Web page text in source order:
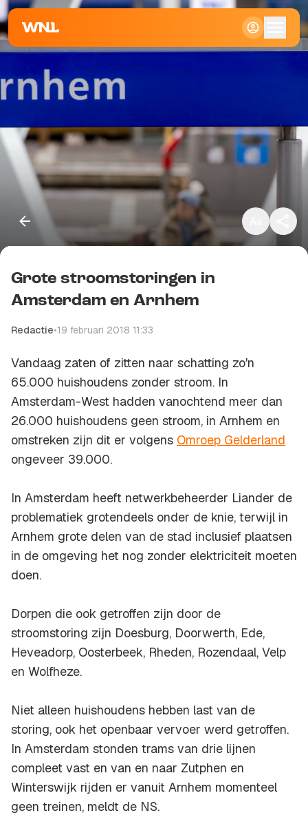
Klein
Grote stroomstoringen in
Amsterdam en Arnhem
Redactie•19 februari 2018 11:33
Vandaag zaten of zitten naar schatting zo'n
65.000 huishoudens zonder stroom. In
Amsterdam-West hadden vanochtend meer dan
26.000 huishoudens geen stroom, in Arnhem en
omstreken zijn dit er volgens Omroep Gelderland
ongeveer 39.000.
In Amsterdam heeft netwerkbeheerder Liander de
problematiek grotendeels onder de knie, terwijl in
Arnhem grote delen van de stad inclusief plaatsen
in de omgeving het nog zonder elektriciteit moeten
doen.
Dorpen die ook getroffen zijn door de
stroomstoring zijn Doesburg, Doorwerth, Ede,
Heveadorp, Oosterbeek, Rheden, Rozendaal, Velp
en Wolfheze.
Niet alleen huishoudens hebben last van de
storing, ook het openbaar vervoer werd getroffen.
In Amsterdam stonden trams van drie lijnen
compleet vast en van en naar Zutphen en
Winterswijk rijden er vanuit Arnhem momenteel
geen treinen, meldt de NS.